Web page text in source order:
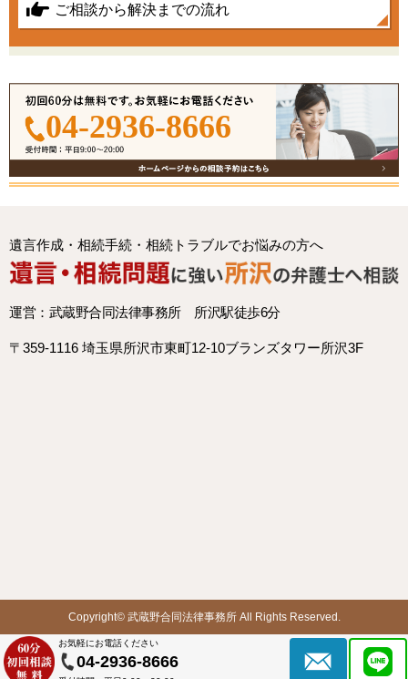
ご相談から解決までの流れ
04-2936-8666
遺言作成・相続手続・相続トラブルでお悩みの方へ
運営：武蔵野合同法律事務所 所沢駅徒歩6分
〒359-1116 埼玉県所沢市東町12-10ブランズタワー所沢3F
Copyright© 武蔵野合同法律事務所All Rights Reserved.
お気軽にお電話ください
04-2936-8666